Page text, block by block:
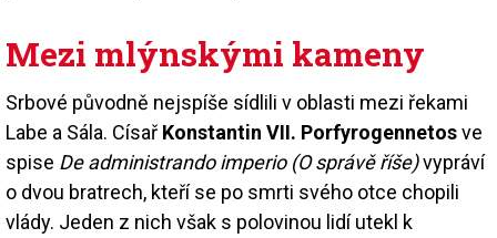
Mezi mlýnskými kameny
Srbové původně nejspíše sídlili v oblasti mezi řekami
Labe a Sála. Císař Konstantin VII. Porfyrogennetosve
spise De administrando imperio (O správě říše)vypráví
o dvou bratrech, kteří se po smrti svého otce chopili
vlády. Jeden z nich však s polovinou lidí utekl k